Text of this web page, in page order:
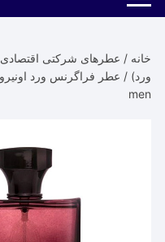
خانه / عطرهای شرکتی اقتصادی
ورد)
men